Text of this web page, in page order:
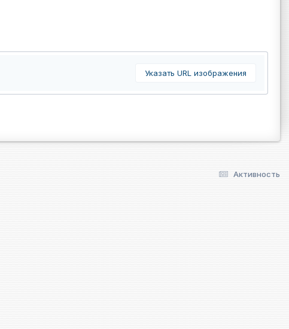
Указать URL изображения
Активность